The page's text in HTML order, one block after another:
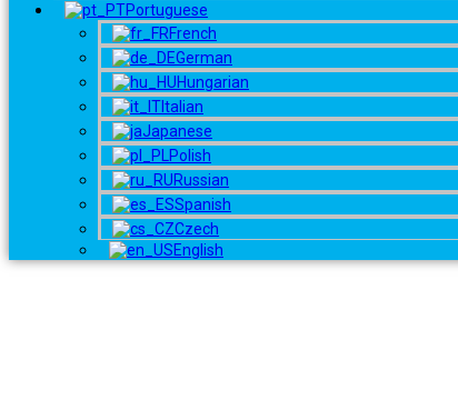
Portuguese
French
German
Hungarian
Italian
Japanese
Polish
Russian
Spanish
Czech
English